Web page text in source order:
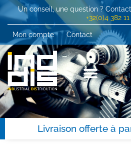
Un conseil, une question ?
+32(0)4 382 11
Mon compte
Contact
Livraison offerte à